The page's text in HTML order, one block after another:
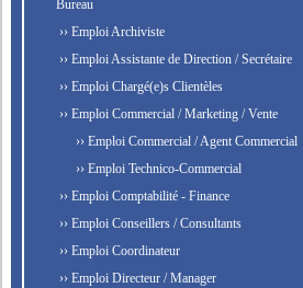
Bureau
›› Emploi Archiviste
›› Emploi Assistante de Direction / Secrétaire
›› Emploi Chargé(e)s Clientèles
›› Emploi Commercial / Marketing / Vente
›› Emploi Commercial / Agent Commercial
›› Emploi Technico-Commercial
›› Emploi Comptabilité - Finance
›› Emploi Conseillers / Consultants
›› Emploi Coordinateur
›› Emploi Directeur / Manager